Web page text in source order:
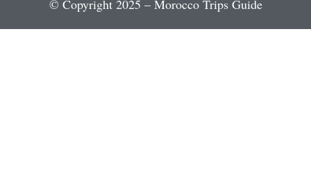
© Copyright 2025 – Morocco Trips Guide